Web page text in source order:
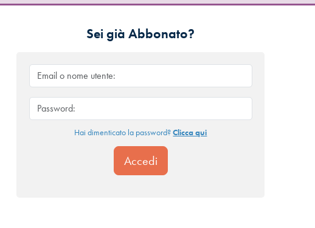
Sei già Abbonato?
Hai dimenticato la password?Clicca qui